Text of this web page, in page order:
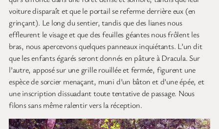
voiture disparaît et que le portail se referme derrière eux (en
grinçant). Le long du sentier, tandis que des lianes nous
effleurent le visage et que des feuilles géantes nous frôlent les
bras, nous apercevons quelques panneaux inquiétants. L’un dit
que les enfants égarés seront donnés en pâture à Dracula. Sur
l’autre, apposé sur une grille rouillée et fermée, figurent une
espèce de sorcier menaçant, muni d’un bâton et d’une épée, et
une inscription dissuadant toute tentative de passage. Nous
filons sans même ralentir vers la réception.